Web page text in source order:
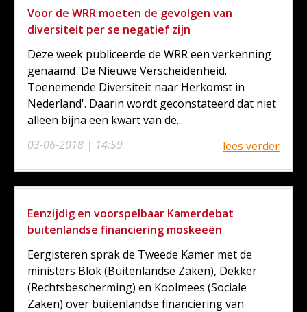
Voor de WRR moeten de gevolgen van
diversiteit per se negatief zijn
03-06-2018 | 14:59
Deze week publiceerde de WRR een verkenning
genaamd 'De Nieuwe Verscheidenheid.
Toenemende Diversiteit naar Herkomst in
Nederland'. Daarin wordt geconstateerd dat niet
alleen bijna een kwart van de...
lees verder
Eenzijdig en voorspelbaar Kamerdebat
buitenlandse financiering moskeeën
Eergisteren sprak de Tweede Kamer met de
ministers Blok (Buitenlandse Zaken), Dekker
(Rechtsbescherming) en Koolmees (Sociale
Zaken) over buitenlandse financiering van